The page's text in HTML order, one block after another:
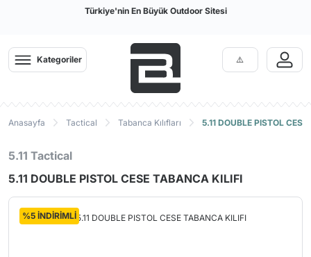
Türkiye'nin En Büyük Outdoor Sitesi
Kategoriler
Anasayfa Tactical Tabanca Kılıfları 5.11 DOUBLE PISTOL
5.11 Tactical
5.11 DOUBLE PISTOL CESE TABANCA KILIFI
%5 İNDİRİMLİ